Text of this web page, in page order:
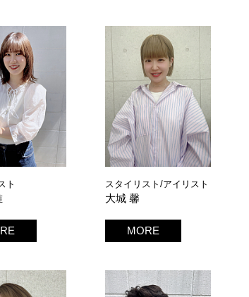
ト スタイリスト/アイリスト
大城 馨
MORE